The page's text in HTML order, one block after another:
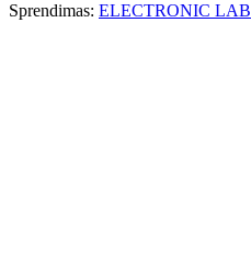
Sprendimas: ELECTRONIC LAB